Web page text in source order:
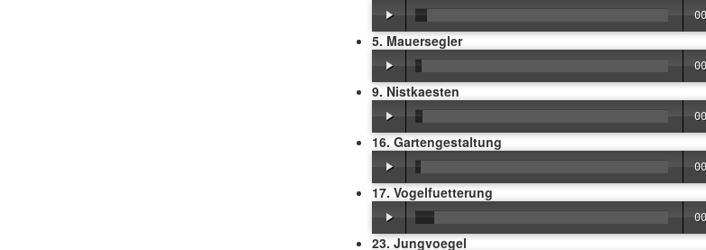
5. Mauersegler
9. Nistkaesten
16. Gartengestaltung
17. Vogelfuetterung
23. Jungvoegel